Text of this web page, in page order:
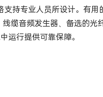
持专业人员所设计。有用
缆音频发生器、备选的光
运行提供可靠保障。